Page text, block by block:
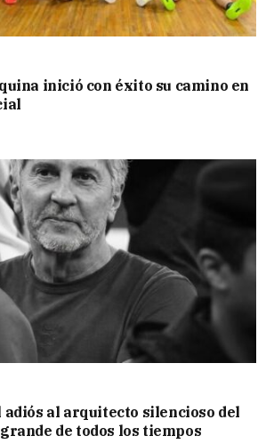
inició con éxito su camino en
adiós al arquitecto silencioso del
de todos los tiempos